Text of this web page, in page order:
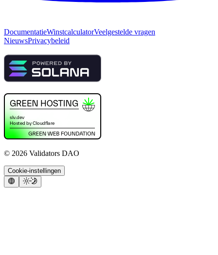
DocumentatieWinstcalculatorVeelgestelde vragen
NieuwsPrivacybeleid
© 2026 Validators DAO
Cookie-instellingen